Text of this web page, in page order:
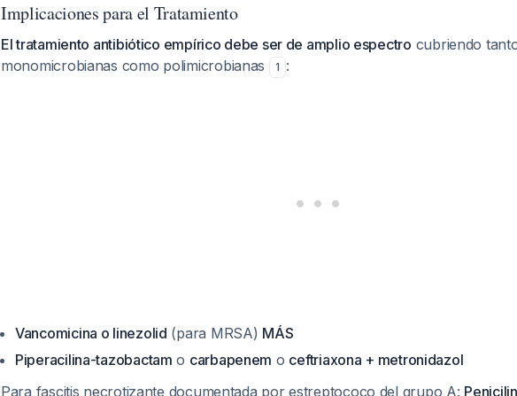
Implicaciones para el Tratamiento
El tratamiento antibiótico empírico debe ser de amplio espectro cubriendo
monomicrobianas como polimicrobianas
1 :
Vancomicina o linezolid (para MRSA) MÁS
Piperacilina-tazobactam o carbapenem o ceftriaxona + metronidazol
Para fascitis necrotizante documentada por estreptococo del grupo A: